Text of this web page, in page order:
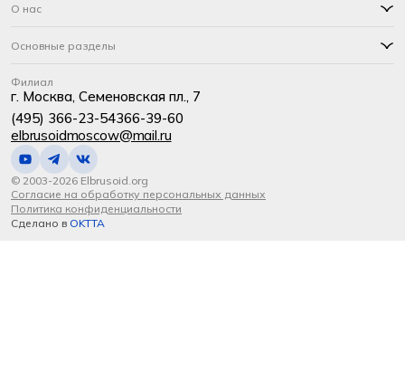
О нас
Основные разделы
Филиал
г. Москва, Семеновская пл., 7
(495) 366-23-54366-39-60
elbrusoidmoscow@mail.ru
© 2003-2026 Elbrusoid.org
Согласие на обработку персональных данных
Политика конфиденциальности
Сделано в OKTTA